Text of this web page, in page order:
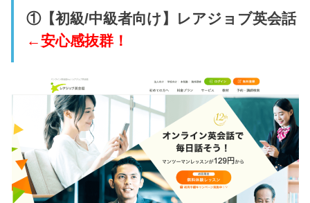
①【初級/中級者向け】レアジョブ英会話
←安心感抜群！